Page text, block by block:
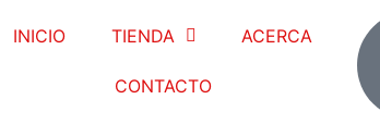
INICIO TIENDA ACERCA
CONTACTO